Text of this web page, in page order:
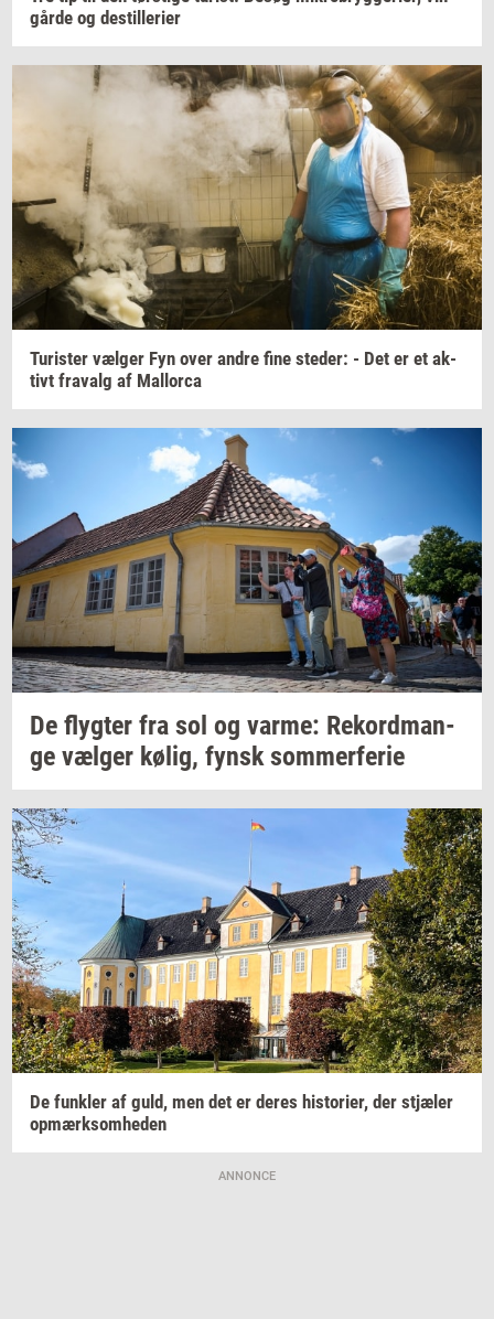
går­de og destil­le­ri­er
Turi­ster væl­ger Fyn over andre fine ste­der: - Det er et ak­
tivt fra­valg af Mall­orca
De flyg­ter fra sol og varme: Re­kord­man­
ge væl­ger kølig, fynsksom­mer­fe­rie
De funk­ler af guld, men det er deres hi­sto­ri­er, der stjæ­ler
op­mærk­som­he­den
ANNONCE